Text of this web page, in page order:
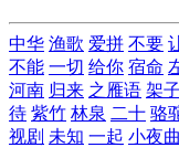
中华 渔歌 爱拼 不要
不能 一切 给你 宿命
河南 归来 之雁语 架子
待 紫竹 林泉 二十 骆
视剧 未知 一起 小夜曲